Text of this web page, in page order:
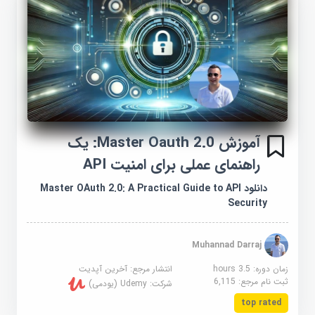
آموزش Master Oauth 2.0: یک
راهنمای عملی برای امنیت API
دانلود Master OAuth 2.0: A Practical Guide to API
Security
Muhannad Darraj
زمان دوره: 3.5 hours
انتشار مرجع:آخرین آپدیت
ثبت نام مرجع:6,115 شرکت:Udemy (یودمی)
top rated